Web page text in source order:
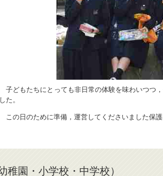
子どもたちにとっても非日常の体験を味わいつつ
した。
この日のために準備，運営してくださいました保
稚園・小学校・中学校）